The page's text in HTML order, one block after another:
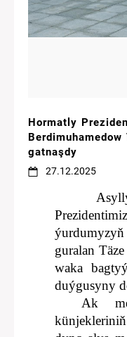
Hormatly
gatnaşdy
27.12.2025
guralan
waka
duýgusyny
Ak